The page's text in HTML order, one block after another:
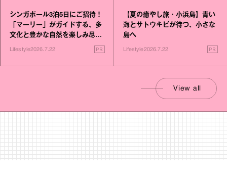
シンガポール3泊5日にご招待！
「マーリー」がガイドする、多
文化と豊かな自然を楽しみ尽く
Lifestyle2026.7.22 PR
【夏の癒やし旅・小浜島】青い
海とサトウキビが待つ、小さな
島へ
Lifestyle2026.7.22 PR
View all